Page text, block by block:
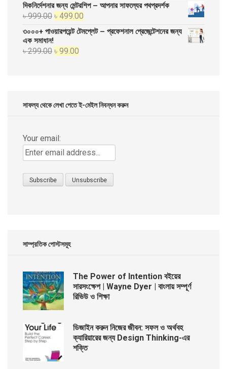
দিকনির্দেশনার জন্য মেন্টরশিপ – আপনার সাফল্যের পথপ্রদর্শক
৳999.00 Original
price
৳ 999.00.
৳ 499.00
price
৩০০০+ পাওয়ারপয়েন্ট টেমপ্লেট – প্রফেশনাল প্রেজেন্টেশনের জন্য
এক সমাধান!
৳299.00 Original
৳ 99.00
সাফল্য থেকে লেখা পেতে ই-মেইল নিবন্ধন করুন
Your email:
সাম্প্রতিক পোস্টসমূহ
The Power of Intention বইয়ের
সারসংক্ষেপ | Wayne Dyer | বাংলায় সম্পূর্ণ
রিভিউ ও শিক্ষা
ডিজাইন করুন নিজের জীবন: সফল ও অর্থবহ
ক্যারিয়ারের জন্য Design Thinking-এর
শক্তি